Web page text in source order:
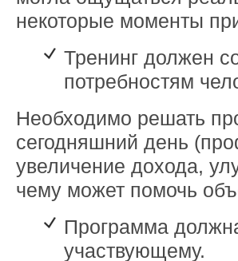
некоторые моменты
Тренинг должен
потребностям
Необходимо решать
сегодняшний день
увеличение дохода,
чему может помочь
Программа
участвующему.